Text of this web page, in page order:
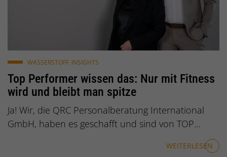
Top Performer wissen das: Nur mit Fitness
wird und bleibt man spitze
WASSERSTOFF INSIGHTS
Ja! Wir, die QRC Personalberatung International
GmbH, haben es geschafft und sind von TOP…
WEITERLESEN